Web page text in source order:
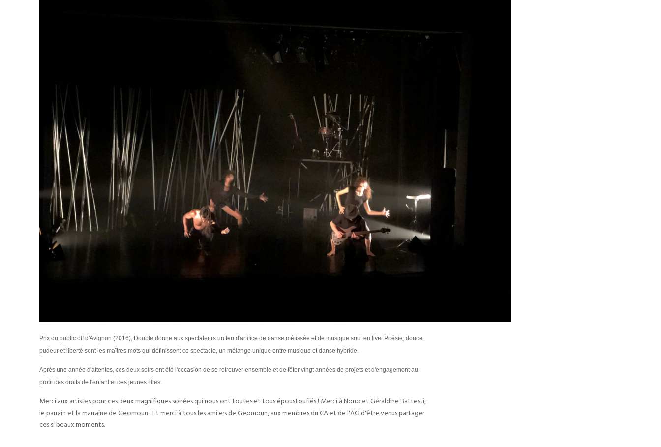
Prix du public off d'Avignon (2016), Double donne aux spectateurs un feu d'artifice de danse métissée et de musique soul en live. Poésie, douce
pudeur et liberté sont les maîtres mots qui définissent ce spectacle, un mélange unique entre musique et danse hybride.
Après une année d'attentes, ces deux soirs ont été l'occasion de se retrouver ensemble et de fêter vingt années de projets et d'engagement au
profit des droits de l'enfant et des jeunes filles.
Merci aux artistes pour ces deux magnifiques soirées qui nous ont toutes et tous époustouflés ! Merci à Nono et Géraldine Battesti,
le parrain et la marraine de Geomoun ! Et merci à tous les ami·e·s de Geomoun, aux membres du CA et de l'AG d'être venus partager
ces si beaux moments.